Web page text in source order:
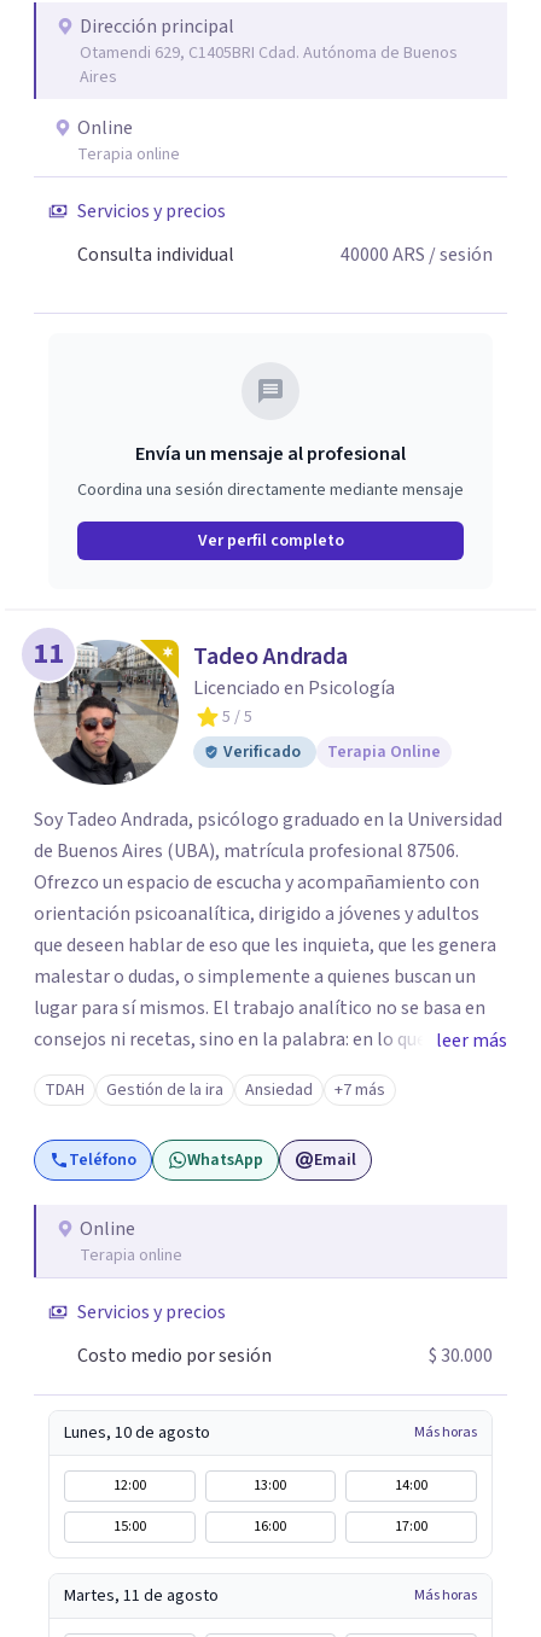
quien consulta.
Dirección principal
Otamendi 629, C1405BRI Cdad. Autónoma de Buenos
Aires
Online
Terapia online
Servicios y precios
Consulta individual
40000ARS / sesión
Envía un mensaje al profesional
Coordina una sesión directamente mediante mensaje
Ver perfil completo
11 Tadeo Andrada
Licenciado en Psicología
5 / 5
Verificado
Terapia Online
Soy Tadeo Andrada, psicólogo graduado en la Universidad
de Buenos Aires (UBA), matrícula profesional 87506.
Ofrezco un espacio de escucha y acompañamiento con
orientación psicoanalítica, dirigido a jóvenes y adultos
que deseen hablar de eso que les inquieta, que les genera
malestar o dudas, o simplemente a quienes buscan un
lugar para sí mismos. El trabajo analítico no se basa en
consejos ni recetas, sino en la palabra: en lo que cada
quien puede decir de su historia, de su deseo, de su
malestar... En el encuentro con un analista se abre la
posibilidad de pensar de otro modo eso que hasta ahora
parecía sin salida.
leer más
TDAH Gestión de la ira Ansiedad +7 más
Teléfono WhatsApp Email
Online
Terapia online
Servicios y precios
Costo medio por sesión
$ 30.000
Lunes, 10 de agosto Más horas
12:00 13:00
14:00
15:00
16:00 17:00
Martes, 11 de agosto Más horas